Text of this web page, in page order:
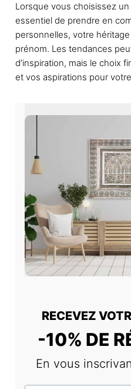
Lorsque vous choisissez
essentiel de prendre en
personnelles, votre
prénom. Les tendances
d’inspiration, mais le choix
et vos aspirations pour
RECEVEZ
-10% DE
En vous